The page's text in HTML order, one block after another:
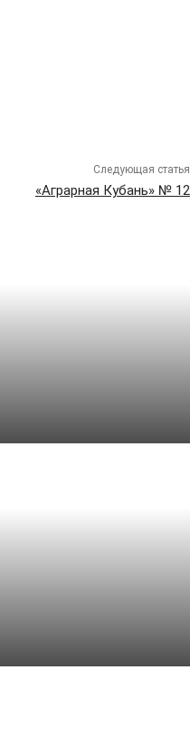
Следующая статья
«Аграрная Кубань» № 12